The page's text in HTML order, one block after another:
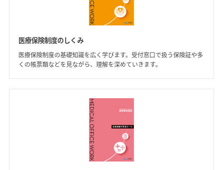
医療保険制度のしくみ
医療保険制度の基礎知識を広く学びます。受付窓口で扱う保険証や多
くの帳票類などを見ながら、理解を深めていきます。